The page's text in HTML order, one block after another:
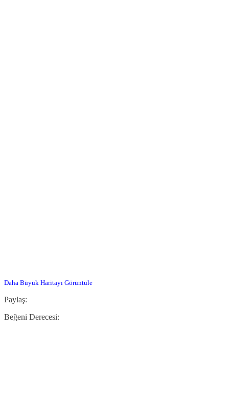
Daha Büyük Haritayı Görüntüle
Paylaş:
Beğeni Derecesi: